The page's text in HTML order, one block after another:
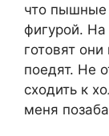
что
фигурой. На
готовят
поедят. Не
сходить к
меня